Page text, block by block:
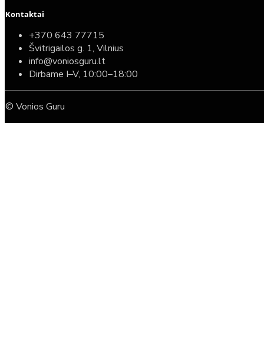
Kontaktai
+370 643 77715
Švitrigailos g. 1, Vilnius
info@voniosguru.lt
Dirbame I–V, 10:00–18:00
© Vonios Guru